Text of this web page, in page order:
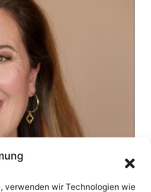
verwenden wir Technologien wie